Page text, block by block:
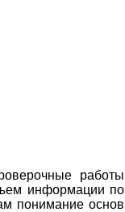
работы
информации по
понимание основ